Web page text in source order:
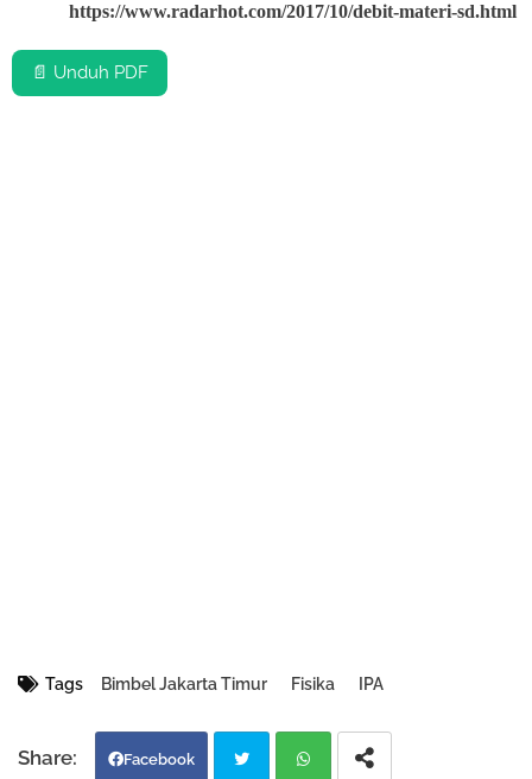
https://www.radarhot.com/2017/10/debit-materi-sd.html
📄 Unduh PDF
Tags Bimbel Jakarta Timur Fisika IPA
Facebook